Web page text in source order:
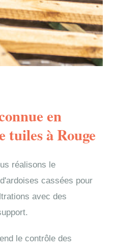
en
tuiles à Rouge
réalisons le
cassées pour
avec des
le contrôle des